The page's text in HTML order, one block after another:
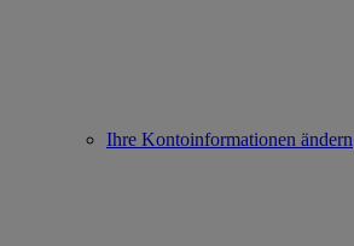
Ihre Kontoinformationen ändern